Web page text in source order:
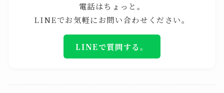
電話はちょっと。
LINEでお気軽にお問い合わせください。
LINEで質問する。